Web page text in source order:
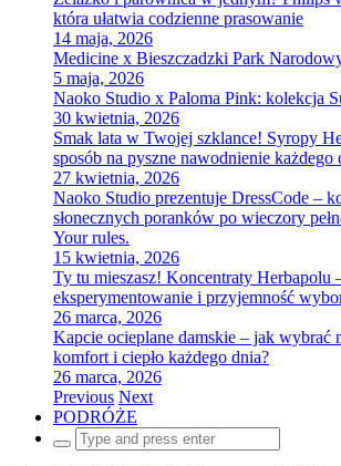
która ułatwia codzienne prasowanie
14 maja, 2026
Medicine x Bieszczadzki Park
5 maja, 2026
Naoko Studio x Paloma Pink: kolekcja
30 kwietnia, 2026
Smak lata w Twojej szklance! Syropy
sposób na pyszne nawodnienie każdego
27 kwietnia, 2026
Naoko Studio prezentuje DressCode –
słonecznych poranków po wieczory
Your rules.
15 kwietnia, 2026
Ty tu mieszasz! Koncentraty Herbapolu
eksperymentowanie i przyjemność
26 marca, 2026
Kapcie ocieplane damskie – jak wybrać
komfort i ciepło każdego dnia?
26 marca, 2026
Previous Next
PODRÓŻE
Search
for: